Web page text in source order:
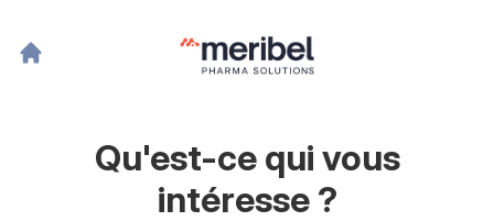
Qu'est-ce qui vous
intéresse ?